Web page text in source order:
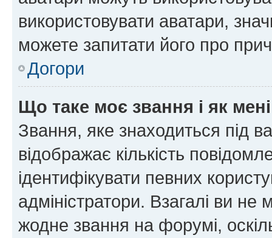
використовувати аватари,
можете запитати його про
Догори
Що таке моє звання і як
Звання, яке знаходиться під
відображає кількість
ідентифікувати певних
адміністратори. Взагалі ви
жодне звання на форумі,